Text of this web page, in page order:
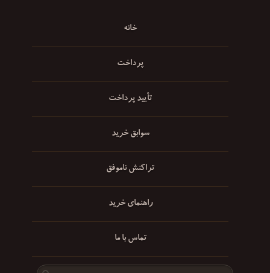
خانه
پرداخت
تأیید پرداخت
سوابق خرید
تراکنش ناموفق
راهنمای خرید
تماس با ما